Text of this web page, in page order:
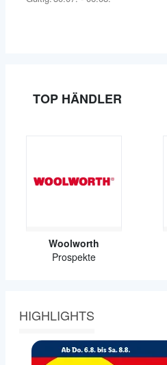
TOP HÄNDLER
Woolworth
Prospekte
HIGHLIGHTS